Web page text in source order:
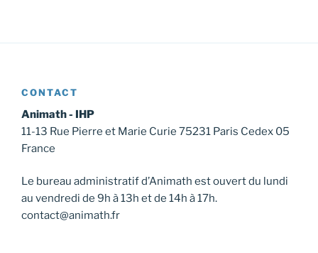
CONTACT
Animath - IHP
11-13 Rue Pierre et Marie Curie 75231 Paris Cedex 05
France
Le bureau administratif d’Animath est ouvert du lundi
au vendredi de 9h à 13h et de 14h à 17h.
contact@animath.fr